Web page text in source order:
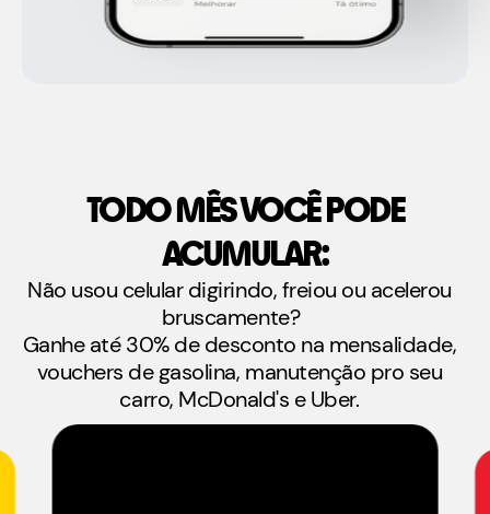
TODO MÊS VOCÊ PODE
ACUMULAR:
Não usou celular digirindo, freiou ou acelerou
bruscamente?
Ganhe até 30% de desconto na mensalidade,
vouchers de gasolina, manutenção pro seu
carro, McDonald's e Uber.